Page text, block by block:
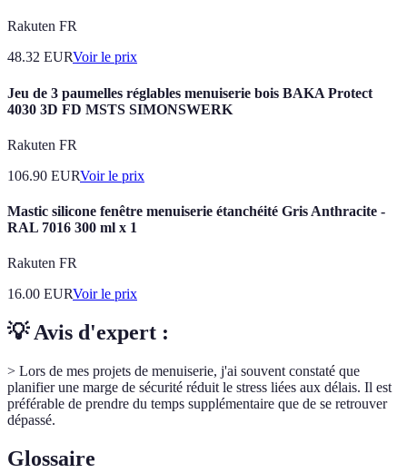
Rakuten FR
48.32 EURVoir le prix
Jeu de 3 paumelles réglables menuiserie bois BAKA Protect
4030 3D FD MSTS SIMONSWERK
Rakuten FR
106.90 EURVoir le prix
Mastic silicone fenêtre menuiserie étanchéité Gris Anthracite -
RAL 7016 300 ml x 1
Rakuten FR
16.00 EURVoir le prix
💡 Avis d'expert :
> Lors de mes projets de menuiserie, j'ai souvent constaté que
planifier une marge de sécurité réduit le stress liées aux délais. Il est
préférable de prendre du temps supplémentaire que de se retrouver
dépassé.
Glossaire